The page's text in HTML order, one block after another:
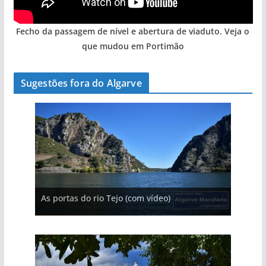
Fecho da passagem de nível e abertura de viaduto. Veja o
que mudou em Portimão
Sugestões fora do Algarve
As portas do rio Tejo (com vídeo)
A aldeia mais portuguesa de Portugal (com
vídeo)
A piscina natural com cascata